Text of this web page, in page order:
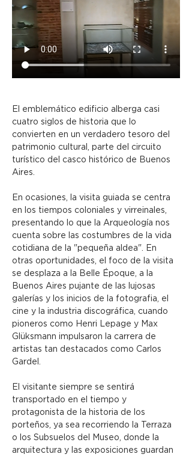
El emblemático edificio alberga casi
cuatro siglos de historia que lo
convierten en un verdadero tesoro del
patrimonio cultural, parte del circuito
turístico del casco histórico de Buenos
Aires.
En ocasiones, la visita guiada se centra
en los tiempos coloniales y virreinales,
presentando lo que la Arqueología nos
cuenta sobre las costumbres de la vida
cotidiana de la "pequeña aldea". En
otras oportunidades, el foco de la visita
se desplaza a la Belle Époque, a la
Buenos Aires pujante de las lujosas
galerías y los inicios de la fotografia, el
cine y la industria discográfica, cuando
pioneros como Henri Lepage y Max
Glüksmann impulsaron la carrera de
artistas tan destacados como Carlos
Gardel.
El visitante siempre se sentirá
transportado en el tiempo y
protagonista de la historia de los
porteños, ya sea recorriendo la Terraza
o los Subsuelos del Museo, donde la
arquitectura y las exposiciones guardan